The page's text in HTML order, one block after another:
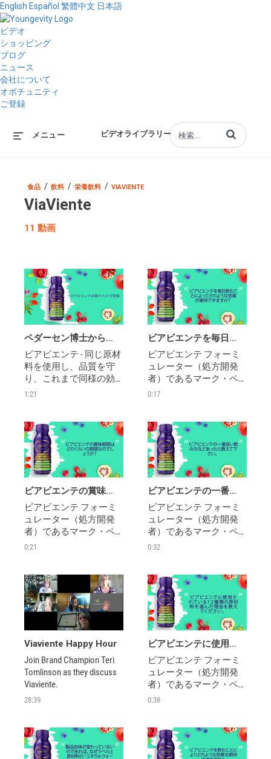
English Español 繁體中文 日本語
ビデオ
ショッピング
ブログ
ニュース
会社について
オポチュニティ
ご登録
ビデオライブラリー
メニュー 動画の検索語句
食品 / 飲料 / 栄養飲料 / VIAVIENTE
ViaViente
11 動画
ペダーセン博士からビアビエンテに関する発表
ビアビエンテ - 同じ原材
料を使用し、品質を守
り、これまで同様の効
果を提供します
1:21
ビアビエンテを毎日飲むことによってどのような効果が期待できますか？
ビアビエンテ フォーミ
ュレーター（処方開発
者）であるマーク・ペ
ダーセン博士 NDが、愛
答えます
0:17
ビアビエンテの賞味期限はどのくらいの期間なのでしょうか？
ビアビエンテ フォーミ
ュレーター（処方開発
者）であるマーク・ペ
ダーセン博士 NDが、愛
答えます
0:21
ビアビエンテの一番良い飲み方などあったら教えて下さい。
ビアビエンテ フォーミ
ュレーター（処方開発
者）であるマーク・ペ
ダーセン博士 NDが、愛
答えます
0:32
Viaviente Happy Hour
Join Brand Champion Teri
Tomlinson as they discuss
Viaviente.
28:39
ビアビエンテに使用されている１２種類の原材料を選んだ理由を教えてください。
ビアビエンテ フォーミ
ュレーター（処方開発
者）であるマーク・ペ
ダーセン博士 NDが、愛
答えます
0:38